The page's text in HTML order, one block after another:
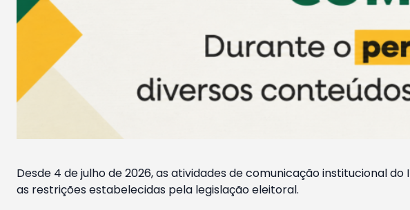
Desde 4 de julho de 2026, as atividades de comunicação institucional
as restrições estabelecidas pela legislação eleitoral.